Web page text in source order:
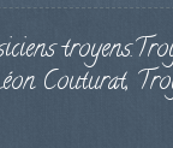
Couturat,